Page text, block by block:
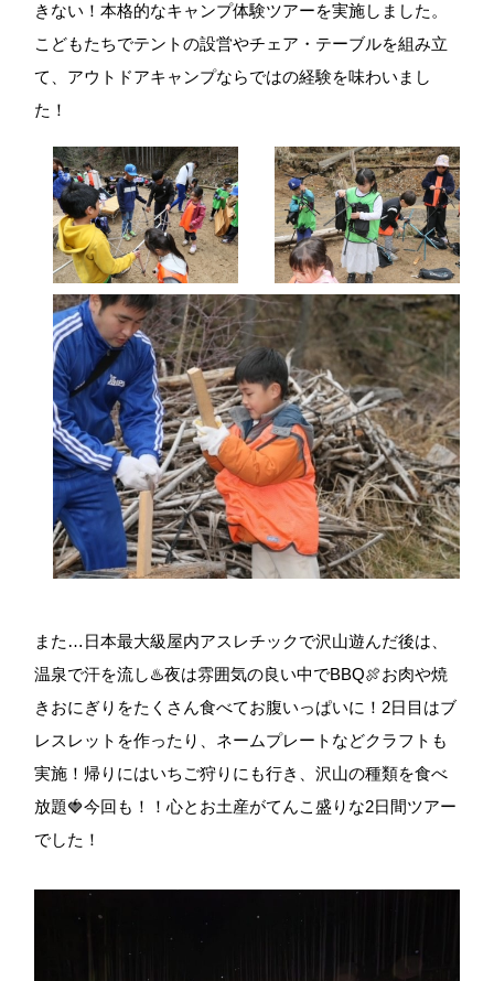
きない！本格的なキャンプ体験ツアーを実施しました。
こどもたちでテントの設営やチェア・テーブルを組み立
て、アウトドアキャンプならではの経験を味わいまし
た！
また…日本最大級屋内アスレチックで沢山遊んだ後は、
温泉で汗を流し♨️夜は雰囲気の良い中でBBQ🍖お肉や焼
きおにぎりをたくさん食べてお腹いっぱいに！2日目はブ
レスレットを作ったり、ネームプレートなどクラフトも
実施！帰りにはいちご狩りにも行き、沢山の種類を食べ
放題🍓今回も！！心とお土産がてんこ盛りな2日間ツアー
でした！